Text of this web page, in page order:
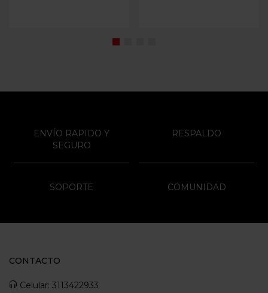
ENVÍO RAPIDO Y
SEGURO
RESPALDO
SOPORTE COMUNIDAD
CONTACTO
Celular: 3113422933